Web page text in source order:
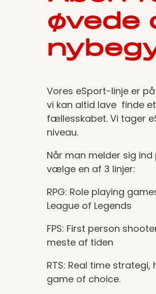
øvede
Vores eSport-linje er
vi kan altid lave finde
fællesskabet. Vi tager
niveau.
Når man melder sig
vælge en af 3 linjer:
RPG: Role playing
League of Legends
FPS: First person
meste af tiden
RTS: Real time
game of choice.